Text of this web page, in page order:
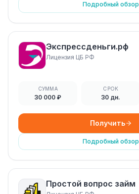
Подробный обзор
Экспрессденьги.рф
Лицензия ЦБ РФ
СУММА
30 000 ₽
СРОК
30 дн.
Получить
Подробный обзор
Простой вопрос займ